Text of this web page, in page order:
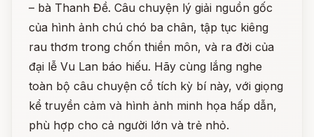
– bà Thanh Đề. Câu chuyện lý giải nguồn gốc
của hình ảnh chú chó ba chân, tập tục kiêng
rau thơm trong chốn thiền môn, và ra đời của
đại lễ Vu Lan báo hiếu. Hãy cùng lắng nghe
toàn bộ câu chuyện cổ tích kỳ bí này, với giọng
kể truyền cảm và hình ảnh minh họa hấp dẫn,
phù hợp cho cả người lớn và trẻ nhỏ.